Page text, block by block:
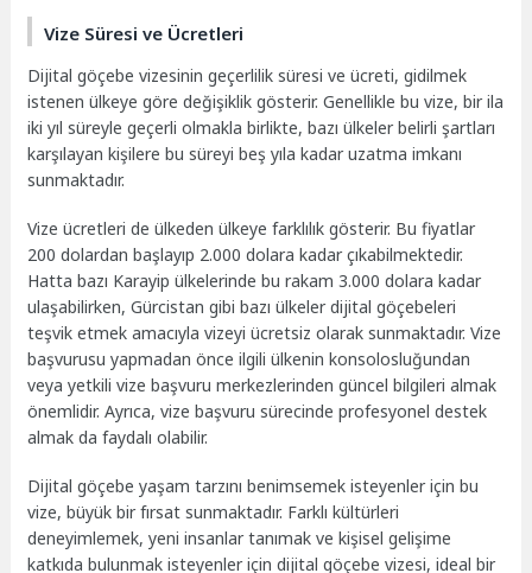
Vize Süresi ve Ücretleri
Dijital göçebe vizesinin geçerlilik süresi ve ücreti, gidilmek
istenen ülkeye göre değişiklik gösterir. Genellikle bu vize, bir ila
iki yıl süreyle geçerli olmakla birlikte, bazı ülkeler belirli şartları
karşılayan kişilere bu süreyi beş yıla kadar uzatma imkanı
sunmaktadır.
Vize ücretleri de ülkeden ülkeye farklılık gösterir. Bu fiyatlar
200 dolardan başlayıp 2.000 dolara kadar çıkabilmektedir.
Hatta bazı Karayip ülkelerinde bu rakam 3.000 dolara kadar
ulaşabilirken, Gürcistan gibi bazı ülkeler dijital göçebeleri
teşvik etmek amacıyla vizeyi ücretsiz olarak sunmaktadır. Vize
başvurusu yapmadan önce ilgili ülkenin konsolosluğundan
veya yetkili vize başvuru merkezlerinden güncel bilgileri almak
önemlidir. Ayrıca, vize başvuru sürecinde profesyonel destek
almak da faydalı olabilir.
Dijital göçebe yaşam tarzını benimsemek isteyenler için bu
vize, büyük bir fırsat sunmaktadır. Farklı kültürleri
deneyimlemek, yeni insanlar tanımak ve kişisel gelişime
katkıda bulunmak isteyenler için dijital göçebe vizesi, ideal bir